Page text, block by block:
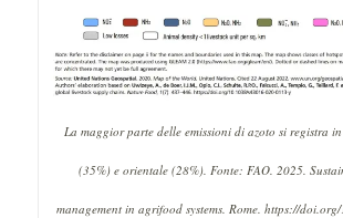
La maggior parte delle emissioni di azoto si registra
(35%) e orientale (28%). Fonte: FAO. 2025.
management in agrifood systems. Rome. https://